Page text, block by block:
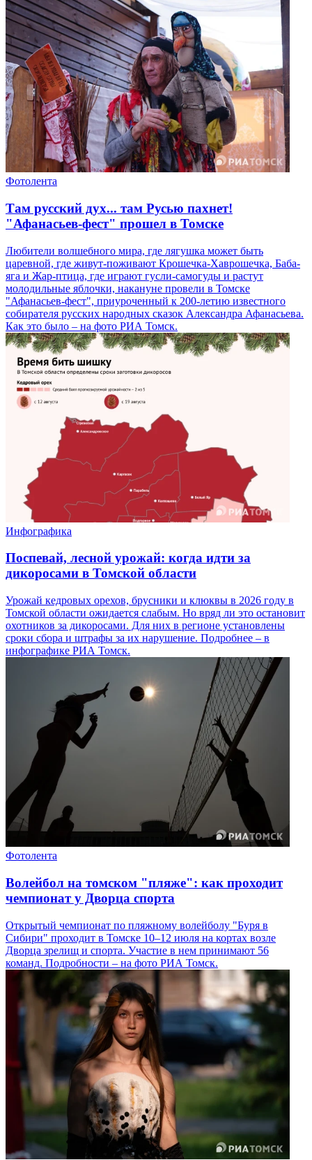
Фотолента
Там русский дух... там Русью пахнет!
"Афанасьев-фест" прошел в Томске
Любители волшебного мира, где лягушка может быть
царевной, где живут-поживают Крошечка-Хаврошечка, Баба-
яга и Жар-птица, где играют гусли-самогуды и растут
молодильные яблочки, накануне провели в Томске
"Афанасьев-фест", приуроченный к 200-летию известного
собирателя русских народных сказок Александра Афанасьева.
Как это было – на фото РИА Томск.
Инфографика
Поспевай, лесной урожай: когда идти за
дикоросами в Томской области
Урожай кедровых орехов, брусники и клюквы в 2026 году в
Томской области ожидается слабым. Но вряд ли это остановит
охотников за дикоросами. Для них в регионе установлены
сроки сбора и штрафы за их нарушение. Подробнее – в
инфографике РИА Томск.
Фотолента
Волейбол на томском "пляже": как проходит
чемпионат у Дворца спорта
Открытый чемпионат по пляжному волейболу "Буря в
Сибири" проходит в Томске 10–12 июля на кортах возле
Дворца зрелищ и спорта. Участие в нем принимают 56
команд. Подробности – на фото РИА Томск.